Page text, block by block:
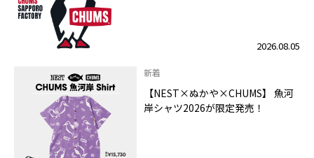
2026.08.05
新着
【NEST×ぬかや×CHUMS】 魚河
岸シャツ2026が限定発売！